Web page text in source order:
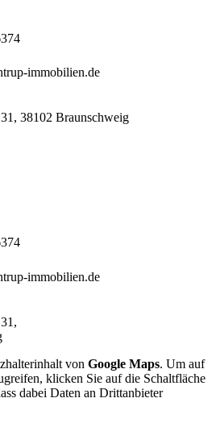
immobilien.de
38102 Braunschweig
immobilien.de
von Google Maps. Um auf
klicken Sie auf die Schaltfläche
dabei Daten an Drittanbieter